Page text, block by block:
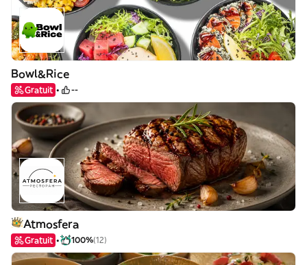
Bowl&Rice
Gratuit --
Atmosfera
Gratuit 100%(12)